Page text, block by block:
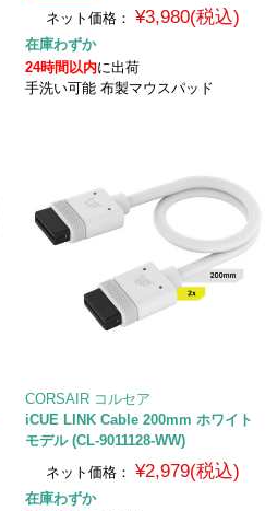
ネット価格： ¥3,980(税込)
在庫わずか
24時間以内に出荷
手洗い可能 布製マウスパッド
CORSAIR コルセア
iCUE LINK Cable 200mm ホワイト
モデル (CL-9011128-WW)
ネット価格： ¥2,979(税込)
在庫わずか